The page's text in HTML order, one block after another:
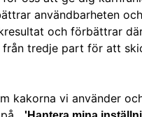
om det krävs enligt
parter i samband med
att kunna genomföra en
inom EU/EES. Men, i